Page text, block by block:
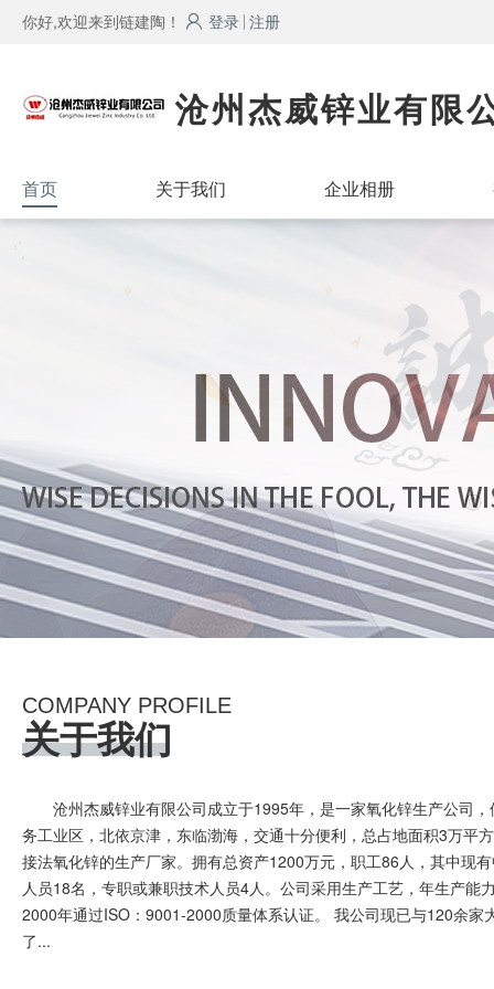
你好,欢迎来到链建陶！ 登录 注册
沧州杰威锌业有限
首页 关于我们 企业相册
COMPANY PROFILE
关于我们
沧州杰威锌业有限公司成立于1995年，是一家氧化锌生产公司
务工业区，北依京津，东临渤海，交通十分便利，总占地面积3万平
接法氧化锌的生产厂家。拥有总资产1200万元，职工86人，其中现
人员18名，专职或兼职技术人员4人。公司采用生产工艺，年生产能
2000年通过ISO：9001-2000质量体系认证。 我公司现已与120余家
了...